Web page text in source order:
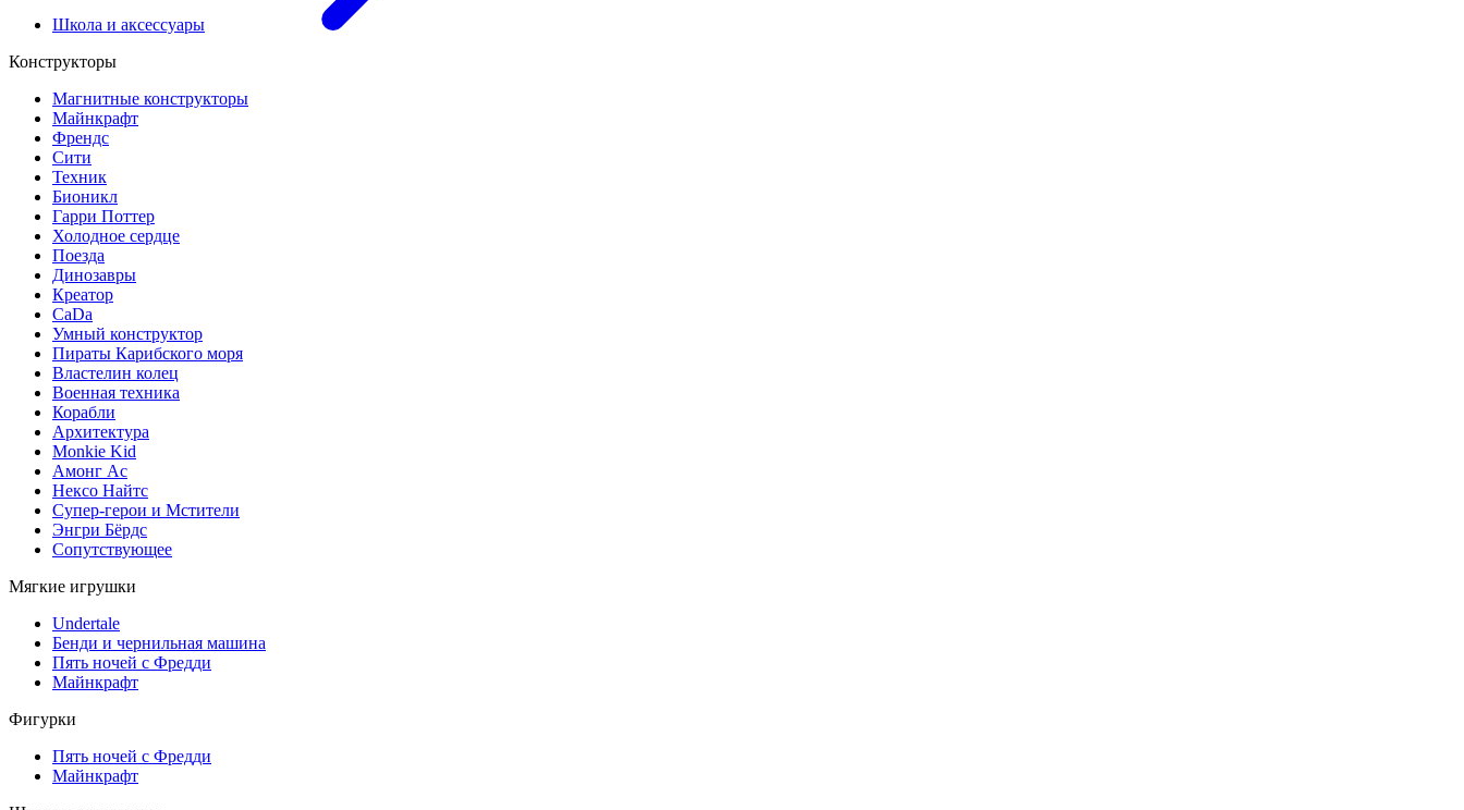
Школа и аксессуары
Конструкторы
Магнитные конструкторы
Майнкрафт
Френдс
Сити
Техник
Бионикл
Гарри Поттер
Холодное сердце
Поезда
Динозавры
Креатор
CaDa
Умный конструктор
Пираты Карибского моря
Властелин колец
Военная техника
Корабли
Архитектура
Monkie Kid
Амонг Ас
Нексо Найтс
Супер-герои и Мстители
Энгри Бёрдс
Сопутствующее
Мягкие игрушки
Undertale
Бенди и чернильная машина
Пять ночей с Фредди
Майнкрафт
Фигурки
Пять ночей с Фредди
Майнкрафт